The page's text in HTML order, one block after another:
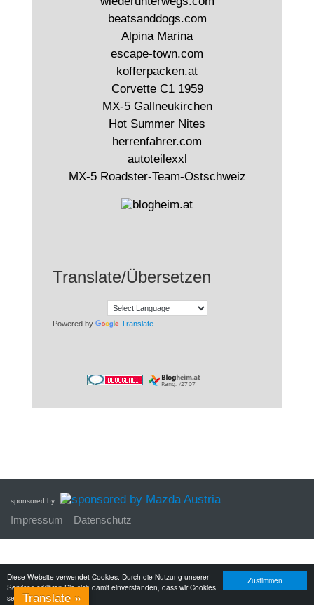
Zustimmen
Diese Website verwendet Cookies. Durch die Nutzung unserer
Services erklären Sie sich damit einverstanden, dass wir Cookies
setzen.Mehr erfahren
beatsanddogs.com
Alpina Marina
escape-town.com
kofferpacken.at
Corvette C1 1959
MX-5 Gallneukirchen
Hot Summer Nites
herrenfahrer.com
autoteilexxl
MX-5 Roadster-Team-Ostschweiz
Translate/Übersetzen
Powered by Translate
sponsored by:
Impressum Datenschutz
Translate »